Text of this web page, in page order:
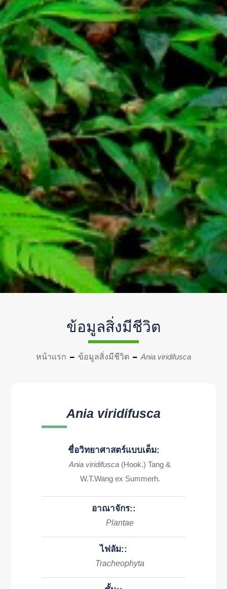
ข้อมูลสิ่งมีชีวิต
หน้าแรก ข้อมูลสิ่งมีชีวิต Ania viridifusca
Ania viridifusca
ชื่อวิทยาศาสตร์แบบเต็ม:
Ania viridifusca (Hook.) Tang &
W.T.Wang ex Summerh.
อาณาจักร::
Plantae
ไฟลัม::
Tracheophyta